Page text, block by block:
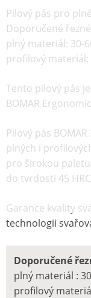
Pilový pás pro
Doporučené
plný materiál: 30-
profilový materiál:
Tento pilový pás
BOMAR
Pilový pás
plných i
pro širokou
do tvrdosti 45
Garance kvality
technologii
Doporučené
plný materiál :
profilový